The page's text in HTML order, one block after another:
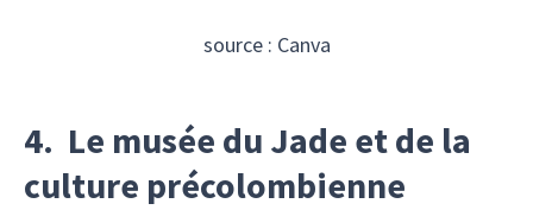
source : Canva
4. Le musée du Jade et de la
culture précolombienne